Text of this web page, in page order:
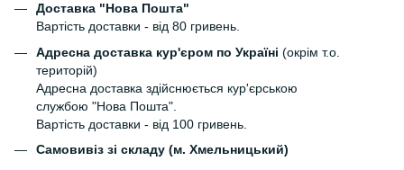
Доставка "Нова Пошта"
Вартість доставки - від 80 гривень.
Адресна доставка кур'єром по Україні (окрім т.о.
територій)
Адресна доставка здійснюється кур'єрською
службою "Нова Пошта".
Вартість доставки - від 100 гривень.
Самовивіз зі складу (м. Хмельницький)